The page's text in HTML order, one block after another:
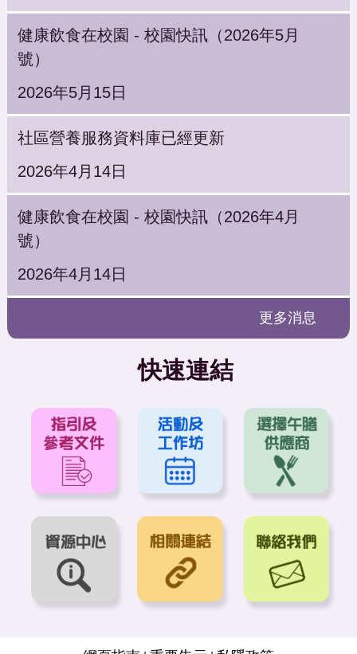
健康飲食在校園 - 校園快訊（2026年5月
號）
2026年5月15日
社區營養服務資料庫已經更新
2026年4月14日
健康飲食在校園 - 校園快訊（2026年4月
號）
2026年4月14日
更多消息
快速連結